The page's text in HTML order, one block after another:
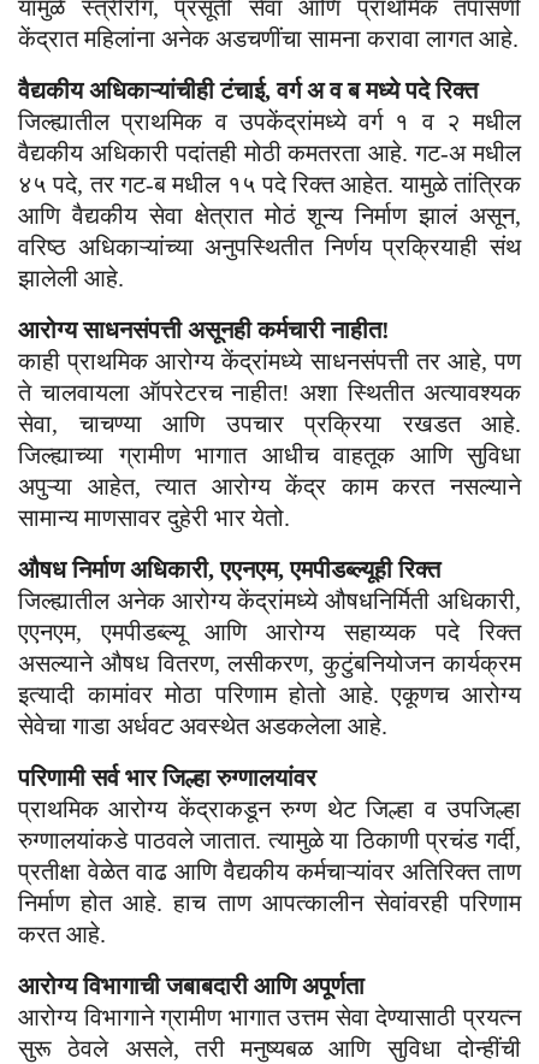
यामुळे स्त्रीरोग, प्रसूती सेवा आणि प्राथमिक तपासणी
केंद्रात महिलांना अनेक अडचणींचा सामना करावा लागत आहे.
वैद्यकीय अधिकाऱ्यांचीही टंचाई, वर्ग अ व ब मध्ये पदे रिक्त
जिल्ह्यातील प्राथमिक व उपकेंद्रांमध्ये वर्ग १ व २ मधील
वैद्यकीय अधिकारी पदांतही मोठी कमतरता आहे. गट-अ मधील
४५ पदे, तर गट-ब मधील १५ पदे रिक्त आहेत. यामुळे तांत्रिक
आणि वैद्यकीय सेवा क्षेत्रात मोठं शून्य निर्माण झालं असून,
वरिष्ठ अधिकाऱ्यांच्या अनुपस्थितीत निर्णय प्रक्रियाही संथ
झालेली आहे.
आरोग्य साधनसंपत्ती असूनही कर्मचारी नाहीत!
काही प्राथमिक आरोग्य केंद्रांमध्ये साधनसंपत्ती तर आहे, पण
ते चालवायला ऑपरेटरच नाहीत! अशा स्थितीत अत्यावश्यक
सेवा, चाचण्या आणि उपचार प्रक्रिया रखडत आहे.
जिल्ह्याच्या ग्रामीण भागात आधीच वाहतूक आणि सुविधा
अपुऱ्या आहेत, त्यात आरोग्य केंद्र काम करत नसल्याने
सामान्य माणसावर दुहेरी भार येतो.
औषध निर्माण अधिकारी, एएनएम, एमपीडब्ल्यूही रिक्त
जिल्ह्यातील अनेक आरोग्य केंद्रांमध्ये औषधनिर्मिती अधिकारी,
एएनएम, एमपीडब्ल्यू आणि आरोग्य सहाय्यक पदे रिक्त
असल्याने औषध वितरण, लसीकरण, कुटुंबनियोजन कार्यक्रम
इत्यादी कामांवर मोठा परिणाम होतो आहे. एकूणच आरोग्य
सेवेचा गाडा अर्धवट अवस्थेत अडकलेला आहे.
परिणामी सर्व भार जिल्हा रुग्णालयांवर
प्राथमिक आरोग्य केंद्राकडून रुग्ण थेट जिल्हा व उपजिल्हा
रुग्णालयांकडे पाठवले जातात. त्यामुळे या ठिकाणी प्रचंड गर्दी,
प्रतीक्षा वेळेत वाढ आणि वैद्यकीय कर्मचाऱ्यांवर अतिरिक्त ताण
निर्माण होत आहे. हाच ताण आपत्कालीन सेवांवरही परिणाम
करत आहे.
आरोग्य विभागाची जबाबदारी आणि अपूर्णता
आरोग्य विभागाने ग्रामीण भागात उत्तम सेवा देण्यासाठी प्रयत्न
सुरू ठेवले असले, तरी मनुष्यबळ आणि सुविधा दोन्हींची